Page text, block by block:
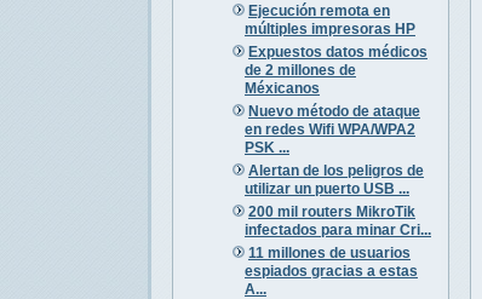
Ejecución remota en
múltiples impresoras HP
Expuestos datos médicos
de 2 millones de
Méxicanos
Nuevo método de ataque
en redes Wifi WPA/WPA2
PSK ...
Alertan de los peligros de
utilizar un puerto USB ...
200 mil routers MikroTik
infectados para minar Cri...
11 millones de usuarios
espiados gracias a estas
A...